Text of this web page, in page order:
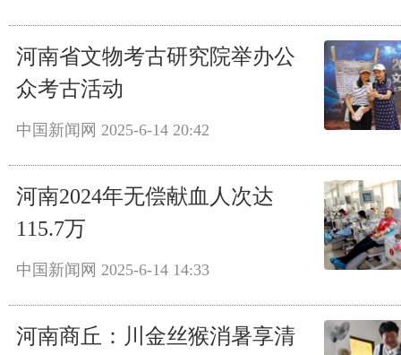
河南省文物考古研究院举办公
众考古活动
中国新闻网 2025-6-14 20:42
河南2024年无偿献血人次达
115.7万
中国新闻网 2025-6-14 14:33
河南商丘：川金丝猴消暑享清